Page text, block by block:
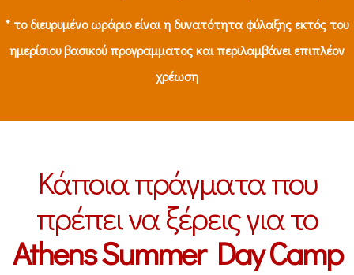
* το διευρυμένο ωράριο είναι η δυνατότητα φύλαξης εκτός του
ημερίσιου βασικού προγραμματος και περιλαμβάνει επιπλέον
χρέωση
Κάποια πράγματα που
πρέπει να ξέρεις για το
Athens Summer Day Camp